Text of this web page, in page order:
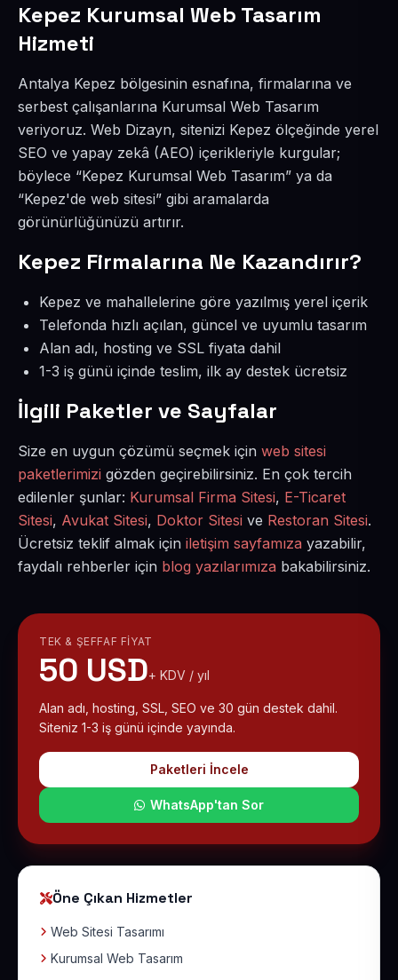
Kepez Kurumsal Web Tasarım
Hizmeti
Antalya Kepez bölgesinin esnafına, firmalarına ve
serbest çalışanlarına Kurumsal Web Tasarım
veriyoruz. Web Dizayn, sitenizi Kepez ölçeğinde yerel
SEO ve yapay zekâ (AEO) içerikleriyle kurgular;
böylece “Kepez Kurumsal Web Tasarım” ya da
“Kepez'de web sitesi” gibi aramalarda
görünürlüğünüzü artırır.
Kepez Firmalarına Ne Kazandırır?
Kepez ve mahallelerine göre yazılmış yerel içerik
Telefonda hızlı açılan, güncel ve uyumlu tasarım
Alan adı, hosting ve SSL fiyata dahil
1-3 iş günü içinde teslim, ilk ay destek ücretsiz
İlgili Paketler ve Sayfalar
Size en uygun çözümü seçmek için web sitesi
paketlerimizi gözden geçirebilirsiniz. En çok tercih
edilenler şunlar: Kurumsal Firma Sitesi, E-Ticaret
Sitesi, Avukat Sitesi, Doktor Sitesi ve Restoran Sitesi.
Ücretsiz teklif almak için iletişim sayfamıza yazabilir,
faydalı rehberler için blog yazılarımıza bakabilirsiniz.
TEK & ŞEFFAF FIYAT
50 USD+ KDV / yıl
Alan adı, hosting, SSL, SEO ve 30 gün destek dahil.
Siteniz 1-3 iş günü içinde yayında.
Paketleri İncele
WhatsApp'tan Sor
Öne Çıkan Hizmetler
Web Sitesi Tasarımı
Kurumsal Web Tasarım